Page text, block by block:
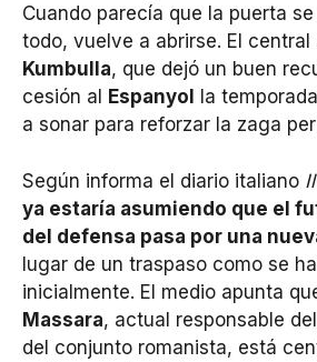
Cuando parecía que la puerta
todo, vuelve a abrirse. El central
Kumbulla, que dejó un buen
cesión al
Espanyol
la
a sonar para reforzar la zaga
Según informa el diario italiano
ya estaría asumiendo que el
del defensa pasa por una
lugar de un traspaso como se
inicialmente. El medio apunta
Massara, actual responsable
del conjunto romanista, está